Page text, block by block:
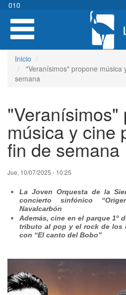
Pasar
contenido
principal
010
Toggle
navigation
Inicio
"Veranísimos" propone música
semana
"Veranísimos"
música y cine
fin de semana
Jue, 10/07/2025 - 10:25
La Joven Orquesta de la
concierto sinfónico
Navalcarbón
Además, cine en el parque 1º
tributo al pop y el rock de los
con “El canto del Bobo”